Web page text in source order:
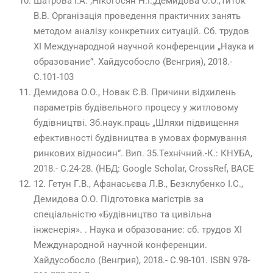
В.В. Організація проведення практичних занять
методом аналізу конкретних ситуацій. Сб. трудов
ХІ Международной научной конференции „Наука и
образование”. Хайдусобосло (Венгрия), 2018.-
С.101-103
Демидова О.О., Новак Є.В. Причини відхилень
параметрів будівельного процесу у житловому
будівництві. Зб.наук.праць „Шляхи підвищення
ефективності будівництва в умовах формування
ринкових відносин”. Вип. 35.Технічний.-К.: КНУБА,
2018.- С.24-28. (НБД: Google Scholar, CrossRef, BACЕ
12. Гетун Г.В., Афанасьєва Л.В., Безклубенко І.С.,
Демидова О.О. Підготовка магістрів за
спеціальністю «Будівництво та цивільна
інженерія». . Наука и образование: сб. трудов ХІ
Международной научной конференции.
Хайдусобосло (Венгрия), 2018.- С.98-101. ISBN 978-